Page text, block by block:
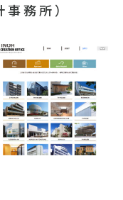
務所）